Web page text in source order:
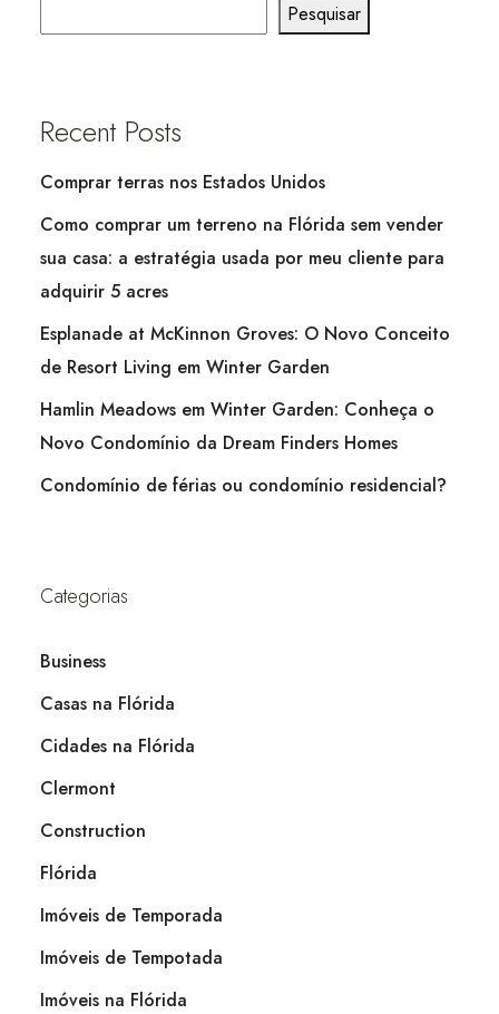
Pesquisar
Recent Posts
Comprar terras nos Estados Unidos
Como comprar um terreno na Flórida sem vender
sua casa: a estratégia usada por meu cliente para
adquirir 5 acres
Esplanade at McKinnon Groves: O Novo Conceito
de Resort Living em Winter Garden
Hamlin Meadows em Winter Garden: Conheça o
Novo Condomínio da Dream Finders Homes
Condomínio de férias ou condomínio residencial?
Categorias
Business
Casas na Flórida
Cidades na Flórida
Clermont
Construction
Flórida
Imóveis de Temporada
Imóveis de Tempotada
Imóveis na Flórida